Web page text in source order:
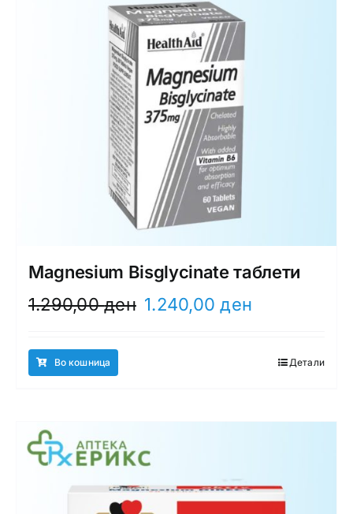
Magnesium Bisglycinate таблети
1.290,00ден Original
1.240,00ден
1.240,00 ден.
Во кошница Детали